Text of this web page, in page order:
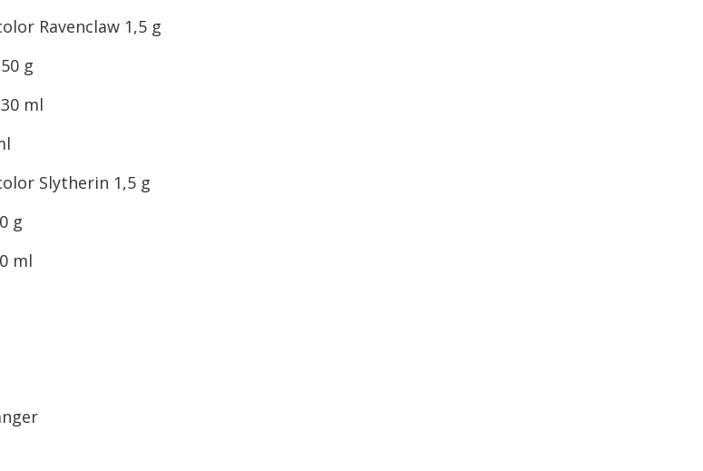
Ravenclaw 1,5 g
g
ml
Slytherin 1,5 g
g
ml